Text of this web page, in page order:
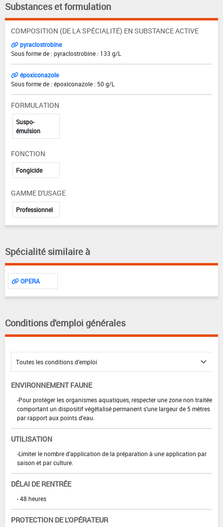
Substances et formulation
COMPOSITION (DE LA SPÉCIALITÉ) EN SUBSTANCE ACTIVE
pyraclostrobine
Sous forme de : pyraclostrobine : 133 g/L
époxiconazole
Sous forme de : époxiconazole : 50 g/L
FORMULATION
Suspo-
émulsion
FONCTION
Fongicide
GAMME D'USAGE
Professionnel
Spécialité similaire à
OPERA
Conditions d'emploi générales
ENVIRONNEMENT FAUNE
-Pour protéger les organismes aquatiques, respecter une zone non traitée
comportant un dispositif végétalisé permanent s'une largeur de 5 mètres
par rapport aux points d'eau.
UTILISATION
-Limiter le nombre d'application de la préparation à une application par
saison et par culture.
DÉLAI DE RENTRÉE
- 48 heures
PROTECTION DE L'OPÉRATEUR